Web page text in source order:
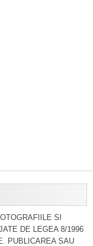
SI
DE LEGEA 8/1996
PUBLICAREA SAU